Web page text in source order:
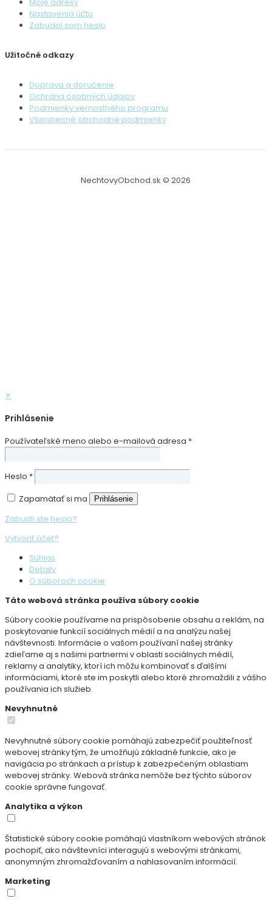
Nastavenia účtu
Zabudol som heslo
Užitočné odkazy
Doprava a doručenie
Ochrana osobných údajov
Podmienky vernostného programu
Všeobecné obchodné podmienky
NechtovyObchod.sk © 2026
✕
Prihlásenie
Používateľské meno alebo e-mailová adresa *
Heslo *
Zapamätať si ma
Prihlásenie
Zabudli ste heslo?
Vytvoriť účet?
Súhlas
Detaily
O súboroch cookie
Táto webová stránka používa súbory cookie
Súbory cookie používame na prispôsobenie obsahu a reklám, na
poskytovanie funkcií sociálnych médií a na analýzu našej
návštevnosti. Informácie o vašom používaní našej stránky
zdieľame aj s našimi partnermi v oblasti sociálnych médií,
reklamy a analytiky, ktorí ich môžu kombinovať s ďalšími
informáciami, ktoré ste im poskytli alebo ktoré zhromaždili z vášho
používania ich služieb.
Nevyhnutné
Nevyhnutné súbory cookie pomáhajú zabezpečiť použiteľnosť
webovej stránky tým, že umožňujú základné funkcie, ako je
navigácia po stránkach a prístup k zabezpečeným oblastiam
webovej stránky. Webová stránka nemôže bez týchto súborov
cookie správne fungovať.
Analytika a výkon
Štatistické súbory cookie pomáhajú vlastníkom webových stránok
pochopiť, ako návštevníci interagujú s webovými stránkami,
anonymným zhromažďovaním a nahlasovaním informácií.
Marketing